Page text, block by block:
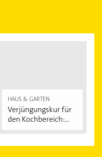
HAUS & GARTEN
Verjüngungskur für
den Kochbereich:...